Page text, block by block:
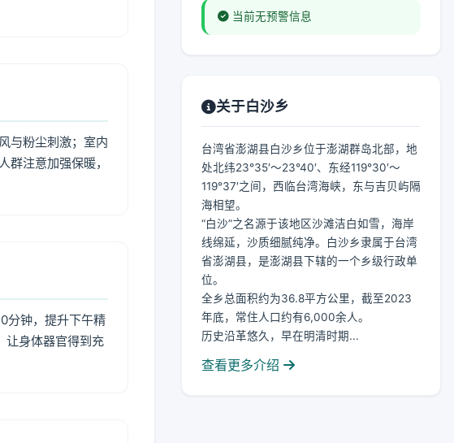
与粉尘刺激；室内
注意加强保暖，
分钟，提升下午精
让身体器官得到充
当前无预警信息
关于白沙乡
台湾省澎湖县白沙乡位于澎湖群岛北部，地
处北纬23°35′～23°40′、东经119°30′～
119°37′之间，西临台湾海峡，东与吉贝屿隔
海相望。
“白沙”之名源于该地区沙滩洁白如雪，海岸
线绵延，沙质细腻纯净。白沙乡隶属于台湾
省澎湖县，是澎湖县下辖的一个乡级行政单
位。
全乡总面积约为36.8平方公里，截至2023
年底，常住人口约有6,000余人。
历史沿革悠久，早在明清时期...
查看更多介绍